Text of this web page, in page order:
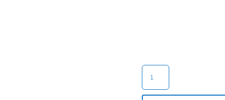
MOCASSINO
DONNA
COMODA